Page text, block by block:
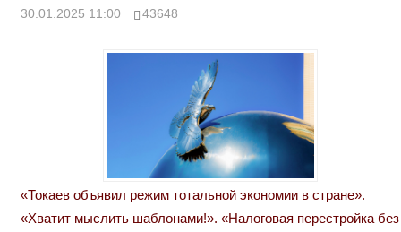
30.01.2025 11:00 43648
«Токаев объявил режим тотальной экономии в стране».
«Хватит мыслить шаблонами!». «Налоговая перестройка без